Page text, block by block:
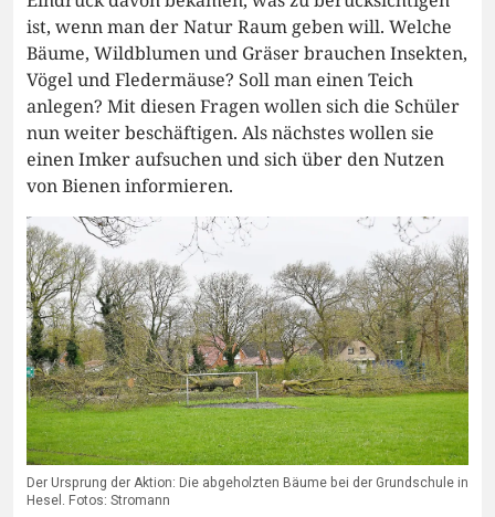
ist, wenn man der Natur Raum geben will. Welche
Bäume, Wildblumen und Gräser brauchen Insekten,
Vögel und Fledermäuse? Soll man einen Teich
anlegen? Mit diesen Fragen wollen sich die Schüler
nun weiter beschäftigen. Als nächstes wollen sie
einen Imker aufsuchen und sich über den Nutzen
von Bienen informieren.
Der Ursprung der Aktion: Die abgeholzten Bäume bei der Grundschule in
Hesel. Fotos: Stromann